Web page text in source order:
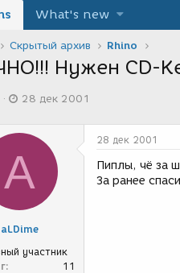
What's new
Скрытый архив Rhino
Нужен CD-
а
а
о
з
и
я
28 дек 2001
A
aLDime
участник
11
28 дек 2001
Пиплы, чё за
За ранее